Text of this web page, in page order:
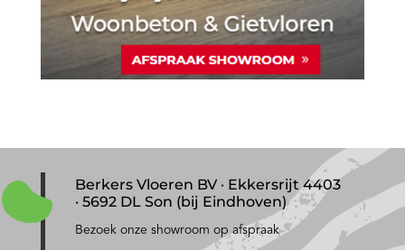
Berkers Vloeren BV · Ekkersrijt 4403
· 5692 DL Son (bij Eindhoven)
Bezoek onze showroom op afspraak